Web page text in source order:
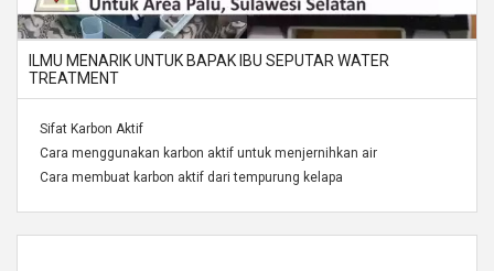
ILMU MENARIK UNTUK BAPAK IBU SEPUTAR WATER
TREATMENT
Sifat Karbon Aktif
Cara menggunakan karbon aktif untuk menjernihkan air
Cara membuat karbon aktif dari tempurung kelapa